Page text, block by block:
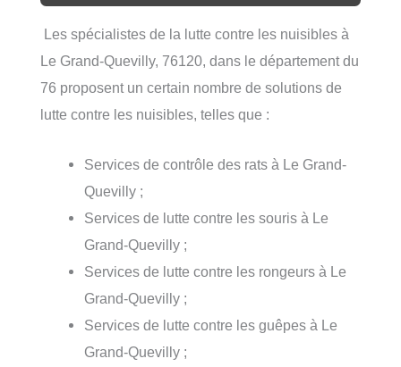
Les spécialistes de la lutte contre les nuisibles à
Le Grand-Quevilly, 76120, dans le département du
76 proposent un certain nombre de solutions de
lutte contre les nuisibles, telles que :
Services de contrôle des rats à Le Grand-
Quevilly ;
Services de lutte contre les souris à Le
Grand-Quevilly ;
Services de lutte contre les rongeurs à Le
Grand-Quevilly ;
Services de lutte contre les guêpes à Le
Grand-Quevilly ;